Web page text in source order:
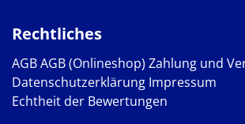
Rechtliches
AGBAGB (Onlineshop) Zahlung und
Datenschutzerklärung Impressum
Echtheit der Bewertungen